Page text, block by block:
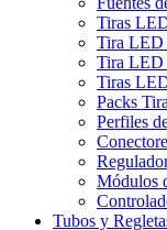
Tiras
Tira
Tira
Tiras
Packs
Perfiles
Módulos
Tubos y